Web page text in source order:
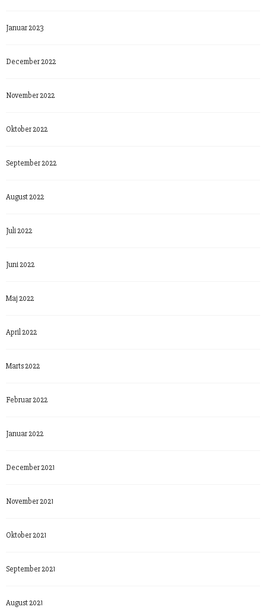
Januar 2023
December 2022
November 2022
Oktober 2022
September 2022
August 2022
Juli 2022
Juni 2022
Maj 2022
April 2022
Marts 2022
Februar 2022
Januar 2022
December 2021
November 2021
Oktober 2021
September 2021
August 2021